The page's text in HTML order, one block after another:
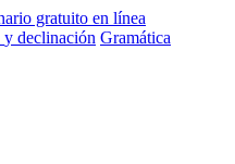
y declinación Gramática